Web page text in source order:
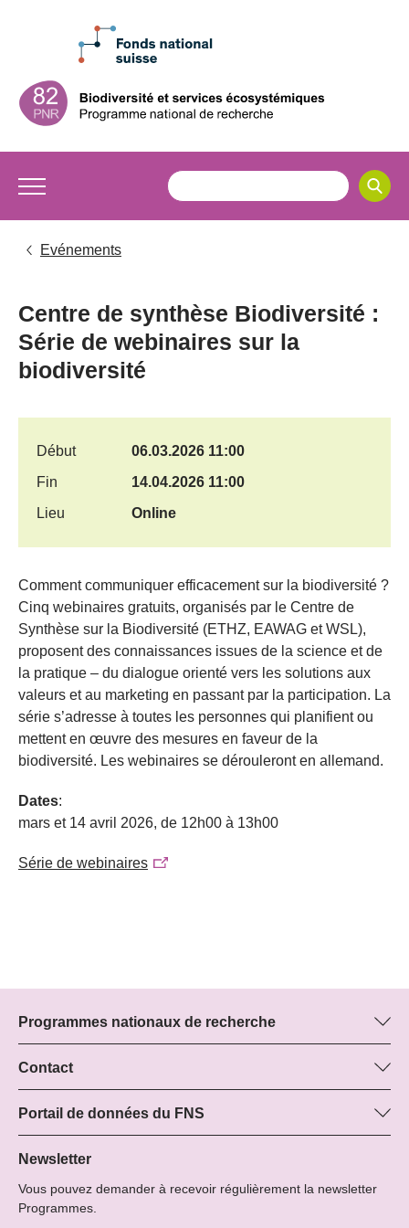
Evénements
Centre de synthèse Biodiversité :
Série de webinaires sur la
biodiversité
Début
06.03.2026 11:00
Fin
14.04.2026 11:00
Lieu
Online
Comment communiquer efficacement sur la biodiversité ?
Cinq webinaires gratuits, organisés par le Centre de
Synthèse sur la Biodiversité (ETHZ, EAWAG et WSL),
proposent des connaissances issues de la science et de
la pratique – du dialogue orienté vers les solutions aux
valeurs et au marketing en passant par la participation. La
série s’adresse à toutes les personnes qui planifient ou
mettent en œuvre des mesures en faveur de la
biodiversité. Les webinaires se dérouleront en allemand.
Dates:
mars et 14 avril 2026, de 12h00 à 13h00
Série de webinaires
Programmes nationaux de recherche
Vous trouverez ici des informations sur tous les Programmes
nationaux de recherche (PNR) :
Tous les PNR
Contact
Boris Buzek, FNS
Beatrice Schibler, FNS
Managers du programme
Tél.: +
E-mail:
Portail de données du FNS
Vous trouverez ici des informations complètes sur les projets de
recherche et les subsides approuvés par le FNS.
Recherche de projets
Newsletter
Vous pouvez demander à recevoir régulièrement la newsletter
Programmes.